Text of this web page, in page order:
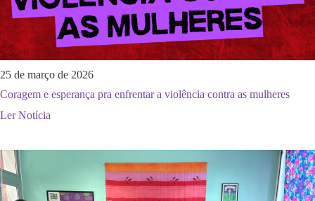
25 de março de 2026
Coragem e esperança pra enfrentar a violência contra as mulheres
Ler Notícia